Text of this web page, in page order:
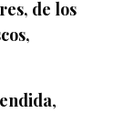
de los
,